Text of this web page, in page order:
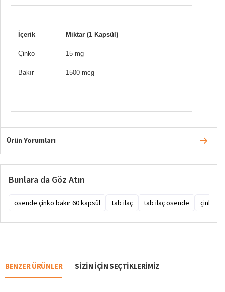
İçerik Miktar (1 Kapsül)
Çinko 15 mg
Bakır 1500 mcg
Ürün Yorumları
Bunlara da Göz Atın
osende çinko bakır 60 kapsül tab ilaç tab ilaç osende çinko
BENZER ÜRÜNLER SIZIN IÇIN SEÇTIKLERIMIZ